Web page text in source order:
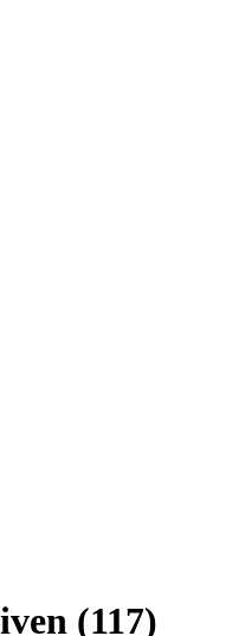
(117)